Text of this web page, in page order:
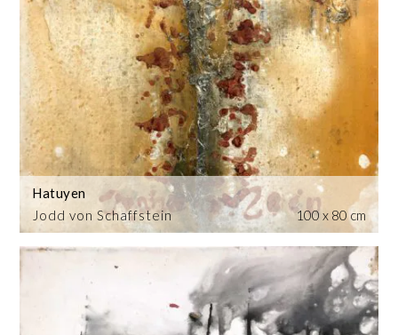
Jodd von Schaffstein
Hatuyen
100 x 80 cm